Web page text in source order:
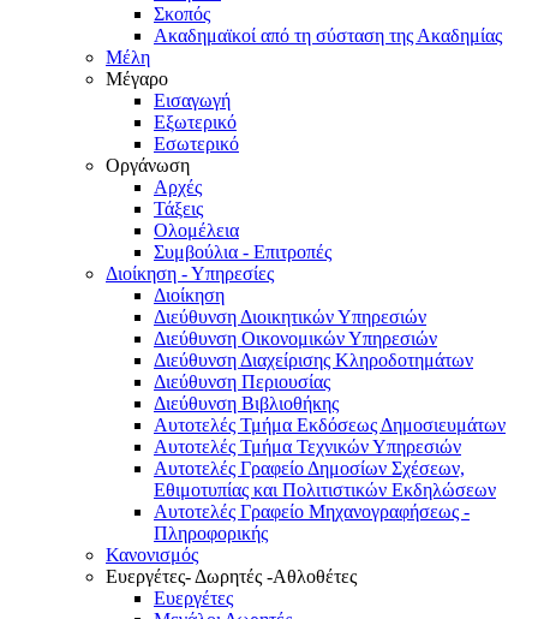
Σκοπός
Ακαδημαϊκοί από τη σύσταση της Ακαδημίας
Μέλη
Μέγαρο
Εισαγωγή
Εξωτερικό
Εσωτερικό
Οργάνωση
Αρχές
Τάξεις
Ολομέλεια
Συμβούλια - Επιτροπές
Διοίκηση - Υπηρεσίες
Διοίκηση
Διεύθυνση Διοικητικών Υπηρεσιών
Διεύθυνση Οικονομικών Υπηρεσιών
Διεύθυνση Διαχείρισης Κληροδοτημάτων
Διεύθυνση Περιουσίας
Διεύθυνση Βιβλιοθήκης
Αυτοτελές Τμήμα Εκδόσεως Δημοσιευμάτων
Αυτοτελές Τμήμα Τεχνικών Υπηρεσιών
Αυτοτελές Γραφείο Δημοσίων Σχέσεων,
Εθιμοτυπίας και Πολιτιστικών Εκδηλώσεων
Αυτοτελές Γραφείο Μηχανογραφήσεως -
Πληροφορικής
Κανονισμός
Ευεργέτες- Δωρητές -Αθλοθέτες
Ευεργέτες